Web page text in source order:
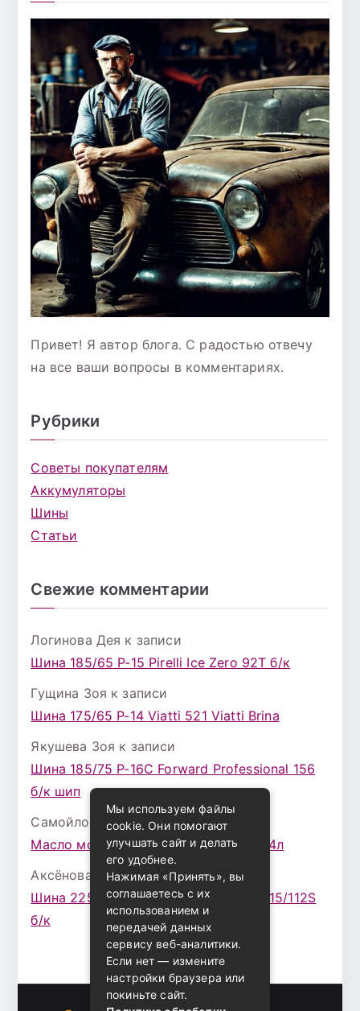
Привет! Я автор блога. С радостью отвечу
на все ваши вопросы в комментариях.
Рубрики
Советы покупателям
Аккумуляторы
Шины
Статьи
Свежие комментарии
Логинова Дея к записи
Шина 185/65 Р-15 Pirelli Ice Zero 92T б/к
Гущина Зоя к записи
Шина 175/65 Р-14 Viatti 521 Viatti Brina
Якушева Зоя к записи
Шина 185/75 Р-16С Forward Professional 156
б/к шип
Самойлова Забавак записи
Масло моторное ZIC X7 (A+) 10W30 4л
Аксёнова Адельк записи
Шина 225/75 Р-16 Nokian Rotiva HT 115/112S
б/к
Мы используем файлы
cookie. Они помогают
улучшать сайт и делать
его удобнее.
Нажимая «Принять», вы
соглашаетесь с их
использованием и
передачей данных
сервису веб-аналитики.
Если нет — измените
настройки браузера или
покиньте сайт.